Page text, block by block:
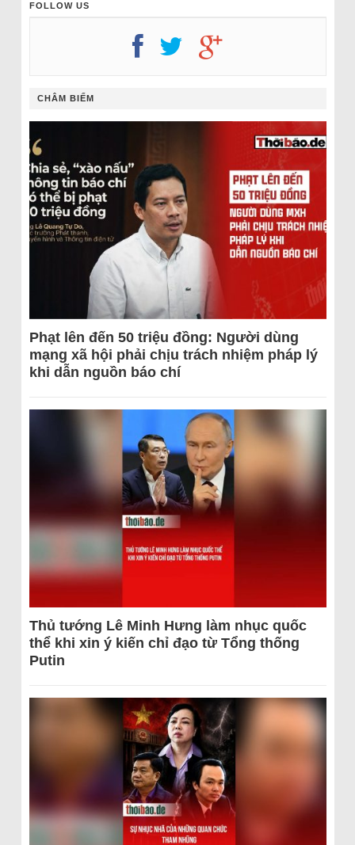
FOLLOW US
CHÂM BIẾM
Phạt lên đến 50 triệu đồng: Người dùng
mạng xã hội phải chịu trách nhiệm pháp lý
khi dẫn nguồn báo chí
Thủ tướng Lê Minh Hưng làm nhục quốc
thể khi xin ý kiến chỉ đạo từ Tổng thống
Putin